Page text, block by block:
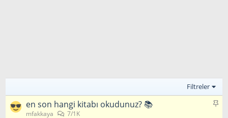
Filtreler
S
en son hangi kitabı okudunuz? 📚
mfakkaya
7/1K